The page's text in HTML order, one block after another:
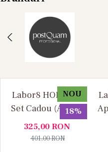
NOU
18%
Labor8 HOD 881 -
Set Cadou (Apa de
Parfum 100 ml +
Apa de Parfum 10
325,00RON
401,00RON